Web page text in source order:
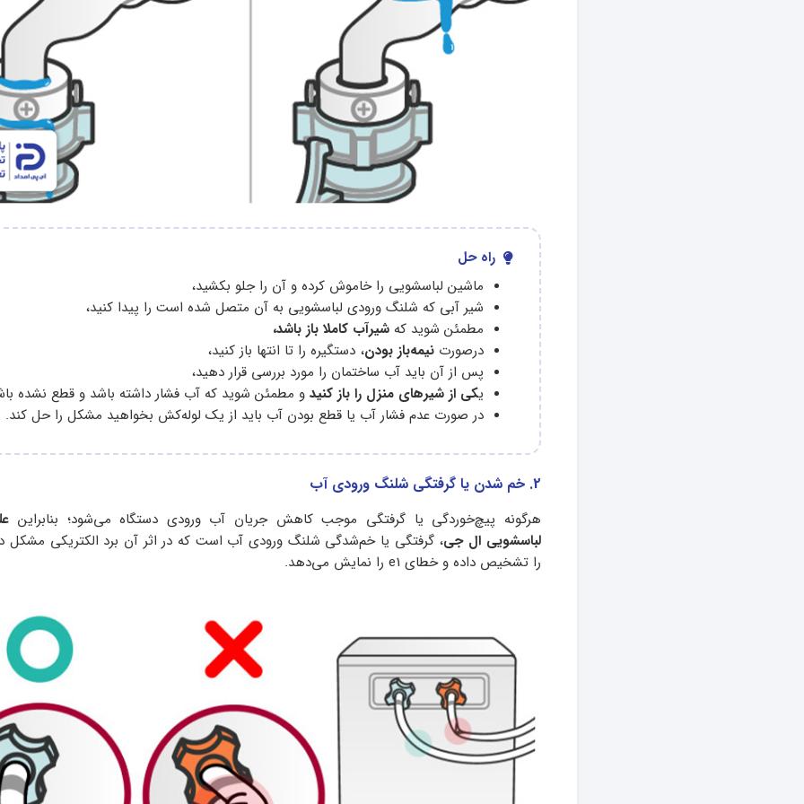
راه حل
ماشین لباسشویی را خاموش کرده و آن را جلو بکشید،
شیر آبی که شلنگ ورودی لباسشویی به آن متصل شده است را پیدا کنید،
مطمئن شوید کهشیرآب کاملا باز باشد،
درصورتنیمه‌باز بودن، دستگیره را تا انتها باز کنید،
پس از آن باید آب ساختمان را مورد بررسی قرار دهید،
یکی از شیرهای منزل را باز کنید و مطمئن شوید که آب فشار داشته باشد و قطع نشده
در صورت عدم فشار آب یا قطع بودن آب باید از یک لوله‌کش بخواهید مشکل را حل کند.
2. خم شدن یا گرفتگی شلنگ ورودی آب
هرگونه پیچ‌خوردگی یا گرفتگی موجب کاهش جریان آب ورودی دستگاه می‌شود؛ بنابراین
لباسشویی ال جی، گرفتگی یا خم‌شدگی شلنگ ورودی آب است که در اثر آن برد الکتریکی مشکل
را تشخیص داده و خطای e1 را نمایش می‌دهد.